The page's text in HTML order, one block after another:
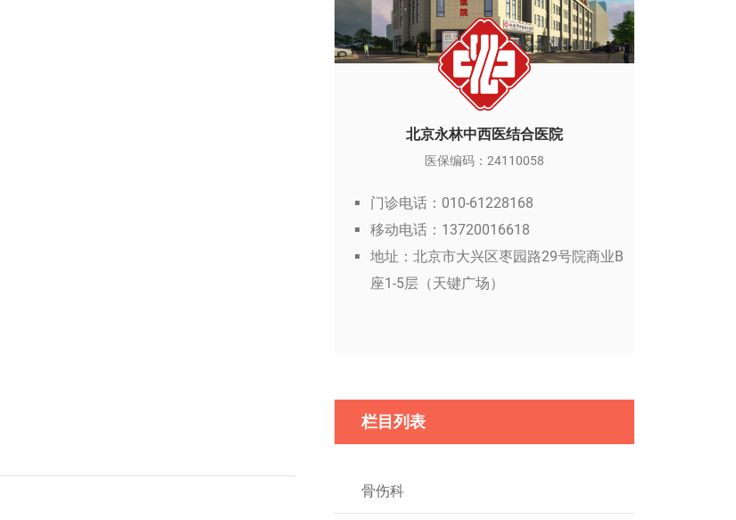
北京永林中西医结合医院
医保编码：24110058
门诊电话：010-61228168
移动电话：13720016618
地址：北京市大兴区枣园路29号院商业B
座1-5层（天键广场）
栏目列表
骨伤科